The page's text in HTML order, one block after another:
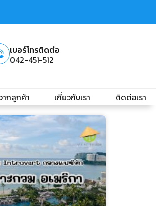
เบอร์โทรติดต่อ
042-451-512
ากลูกค้า เกี่ยวกับเรา ติดต่อเรา